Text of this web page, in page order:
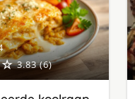
3.83 (6)